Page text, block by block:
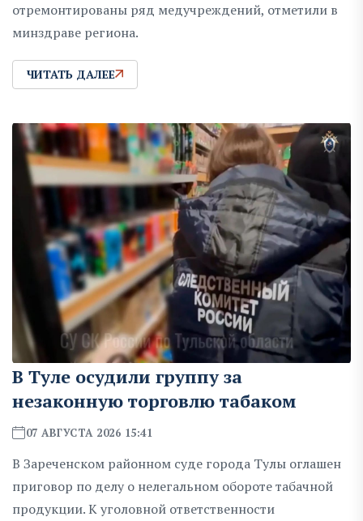
отремонтированы ряд медучреждений, отметили в
минздраве региона.
ЧИТАТЬ ДАЛЕЕ
В Туле осудили группу за
незаконную торговлю табаком
07 АВГУСТА 2026 15:41
В Зареченском районном суде города Тулы оглашен
приговор по делу о нелегальном обороте табачной
продукции. К уголовной ответственности